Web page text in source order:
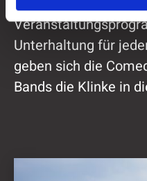
Unterhaltung für
geben sich die
Bands die Klinke in